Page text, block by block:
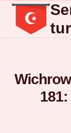
Przejdź
treści